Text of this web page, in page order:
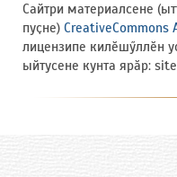
Сайтри материалсене
пуҫне)
лицензипе килӗшӳллӗн
ыйтусене кунта ярӑр: